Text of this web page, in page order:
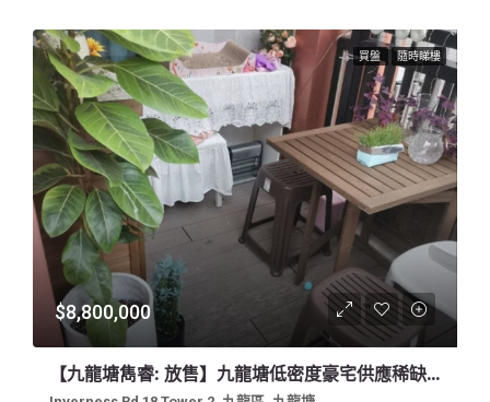
買盤 隨時睇樓
$8,800,000
【九龍塘雋睿: 放售】九龍塘低密度豪宅供應稀缺一房平台戶特色單位向南內園景，環境清幽，遠離馬路，鳥雨花香